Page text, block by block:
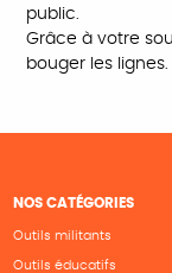
public.
Grâce à votre
bouger les lignes.
NOS CATÉGORIES
Outils militants
Outils éducatifs